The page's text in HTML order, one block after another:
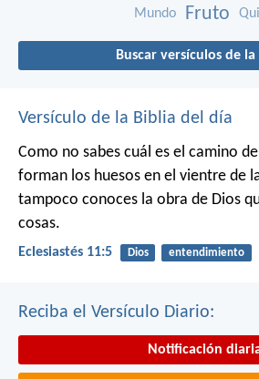
Mundo Fruto
Buscar versículos de la
Versículo de la Biblia del día
Como no sabes cuál es el camino
forman los huesos en el vientre de
tampoco conoces la obra de Dios
cosas.
Eclesiastés 11:5 Dios entendimiento
Reciba el Versículo Diario:
Notificación